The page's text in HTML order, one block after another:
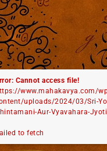
Cannot access file!
www.mahakavya.com/
uploads/2024/03/Sri-
Aur-Vyavahara-
to fetch